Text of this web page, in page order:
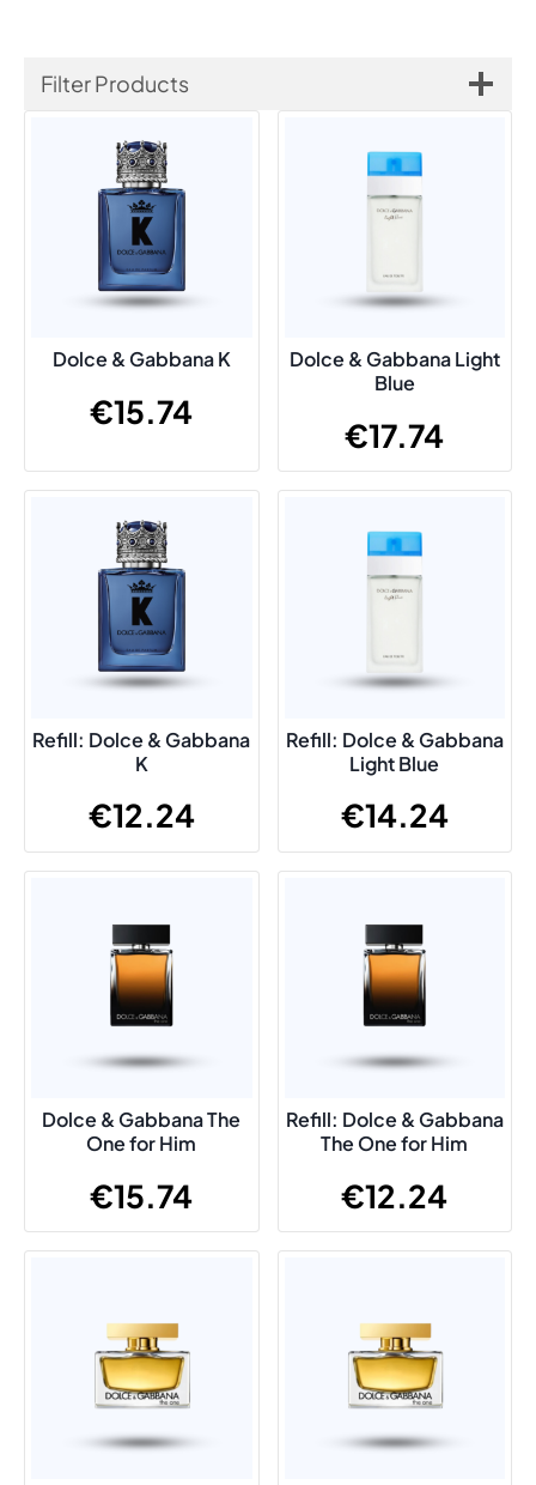
Filter Products
Dolce & Gabbana K
€15.74
Dolce & Gabbana Light
Blue
€17.74
Refill: Dolce & Gabbana
K
€12.24
Refill: Dolce & Gabbana
Light Blue
€14.24
Dolce & Gabbana The
One for Him
€15.74
Refill: Dolce & Gabbana
The One for Him
€12.24